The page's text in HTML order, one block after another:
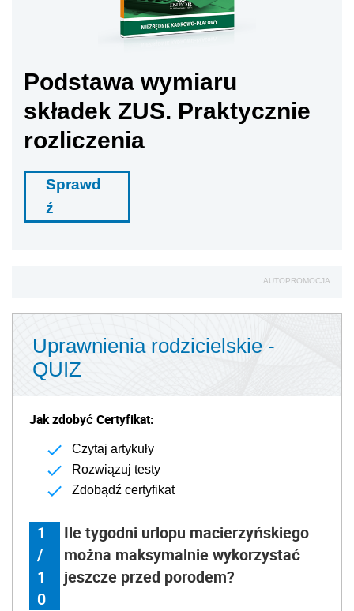
Podstawa wymiaru
składek ZUS. Praktycznie
rozliczenia
Sprawd
ź
AUTOPROMOCJA
Uprawnienia rodzicielskie -
QUIZ
Jak zdobyć Certyfikat:
Czytaj artykuły
Rozwiązuj testy
Zdobądź certyfikat
1
/
1
0
Ile tygodni urlopu macierzyńskiego
można maksymalnie wykorzystać
jeszcze przed porodem?